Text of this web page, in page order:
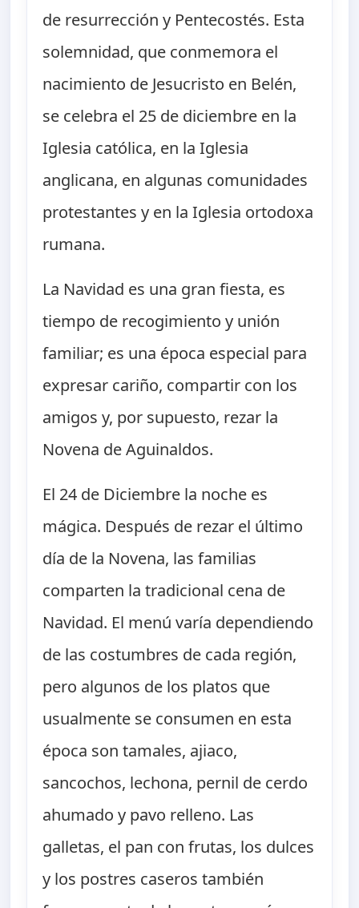
de resurrección y Pentecostés. Esta
solemnidad, que conmemora el
nacimiento de Jesucristo en Belén,
se celebra el 25 de diciembre en la
Iglesia católica, en la Iglesia
anglicana, en algunas comunidades
protestantes y en la Iglesia ortodoxa
rumana.
La Navidad es una gran fiesta, es
tiempo de recogimiento y unión
familiar; es una época especial para
expresar cariño, compartir con los
amigos y, por supuesto, rezar la
Novena de Aguinaldos.
El 24 de Diciembre la noche es
mágica. Después de rezar el último
día de la Novena, las familias
comparten la tradicional cena de
Navidad. El menú varía dependiendo
de las costumbres de cada región,
pero algunos de los platos que
usualmente se consumen en esta
época son tamales, ajiaco,
sancochos, lechona, pernil de cerdo
ahumado y pavo relleno. Las
galletas, el pan con frutas, los dulces
y los postres caseros también